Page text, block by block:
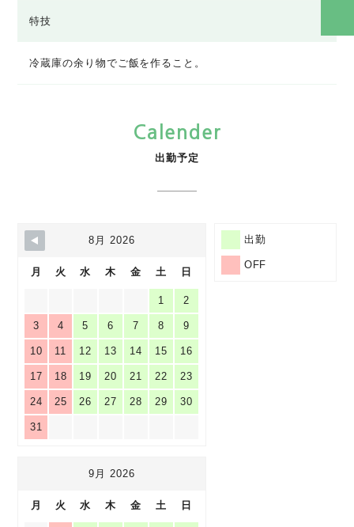
特技
冷蔵庫の余り物でご飯を作ること。
Calender
出勤予定
出勤
OFF
8月 2026
月 火 水 木 金 土 日
1 2
3 4 5 6 7 8 9
10 11 12 13 14 15 16
17 18 19 20 21 22 23
24 25 26 27 28 29 30
31
9月 2026
月 火 水 木 金 土 日